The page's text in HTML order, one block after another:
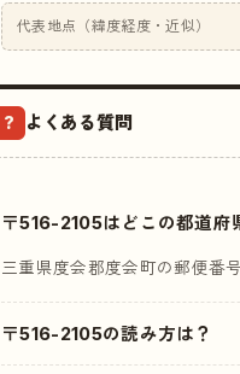
代表地点（緯度経度・近似）
? よくある質問
〒516-2105はどこの都道府
三重県度会郡度会町の郵便番
〒516-2105の読み方は？